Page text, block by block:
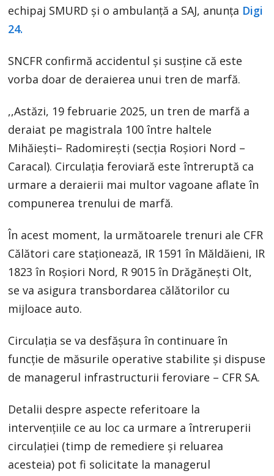
echipaj SMURD şi o ambulanţă a SAJ, anunța Digi
24.
SNCFR confirmă accidentul și susține că este
vorba doar de deraierea unui tren de marfă.
,,Astăzi, 19 februarie 2025, un tren de marfă a
deraiat pe magistrala 100 între haltele
Mihăiești– Radomirești (secția Roșiori Nord –
Caracal). Circulaţia feroviară este întreruptă ca
urmare a deraierii mai multor vagoane aflate în
compunerea trenului de marfă.
În acest moment, la următoarele trenuri ale CFR
Călători care staționează, IR 1591 în Măldăieni, IR
1823 în Roșiori Nord, R 9015 în Drăgănești Olt,
se va asigura transbordarea călătorilor cu
mijloace auto.
Circulația se va desfășura în continuare în
funcție de măsurile operative stabilite și dispuse
de managerul infrastructurii feroviare – CFR SA.
Detalii despre aspecte referitoare la
intervențiile ce au loc ca urmare a întreruperii
circulației (timp de remediere și reluarea
acesteia) pot fi solicitate la managerul